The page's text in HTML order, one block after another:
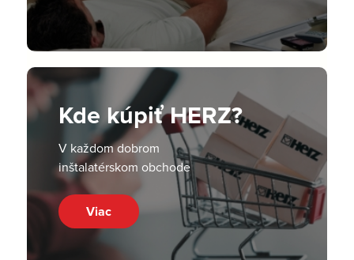
Kde kúpiť HERZ?
V každom dobrom
inštalatérskom obchode
Viac